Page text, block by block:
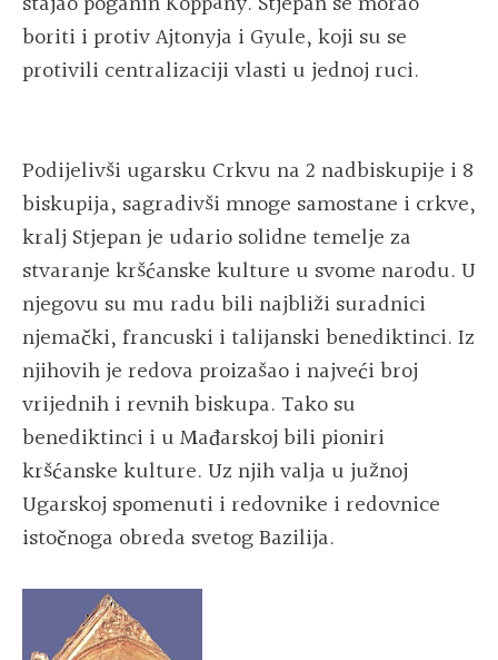
boriti i protiv Ajtonyja i Gyule, koji su se
protivili centralizaciji vlasti u jednoj ruci.
Podijelivši ugarsku Crkvu na 2 nadbiskupije i 8
biskupija, sagradivši mnoge samostane i crkve,
kralj Stjepan je udario solidne temelje za
stvaranje kršćanske kulture u svome narodu. U
njegovu su mu radu bili najbliži suradnici
njemački, francuski i talijanski benediktinci. Iz
njihovih je redova proizašao i najveći broj
vrijednih i revnih biskupa. Tako su
benediktinci i u Mađarskoj bili pioniri
kršćanske kulture. Uz njih valja u južnoj
Ugarskoj spomenuti i redovnike i redovnice
istočnoga obreda svetog Bazilija.